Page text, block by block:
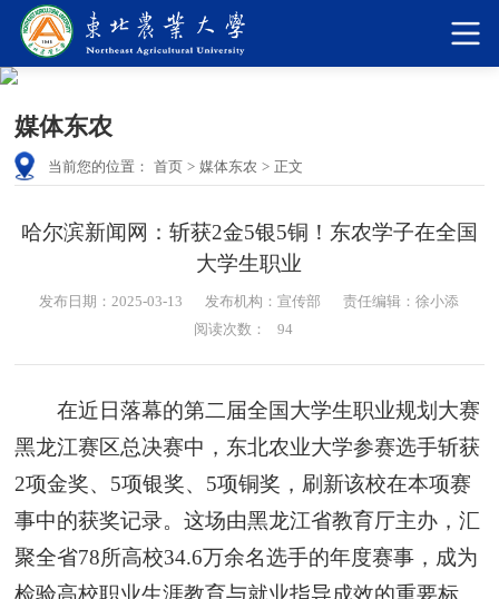
媒体东农
当前您的位置： 首页 > 媒体东农 > 正文
哈尔滨新闻网：斩获2金5银5铜！东农学子在全国
大学生职业
发布日期：2025-03-13 发布机构：宣传部
责任编辑：徐小添
阅读次数：
94
在近日落幕的第二届全国大学生职业规划大赛
黑龙江赛区总决赛中，东北农业大学参赛选手斩获
2项金奖、5项银奖、5项铜奖，刷新该校在本项赛
事中的获奖记录。这场由黑龙江省教育厅主办，汇
聚全省78所高校34.6万余名选手的年度赛事，成为